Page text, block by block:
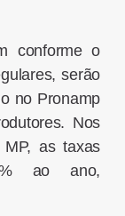
conforme o
serão
no Pronamp
Nos
MP, as taxas
ao ano,